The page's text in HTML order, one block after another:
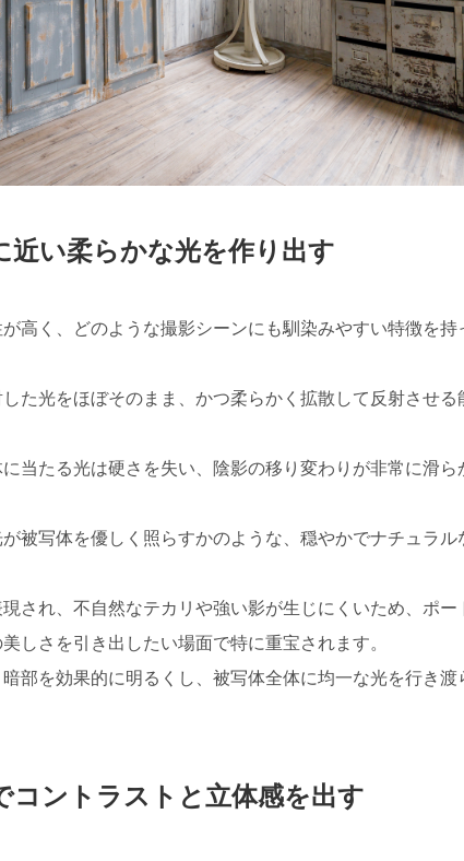
近い柔らかな光を作り出す
高く、どのような撮影シーンにも馴染みやすい特徴を持
た光をほぼそのまま、かつ柔らかく拡散して反射させる
当たる光は硬さを失い、陰影の移り変わりが非常に滑ら
被写体を優しく照らすかのような、穏やかでナチュラル
され、不自然なテカリや強い影が生じにくいため、ポー
しさを引き出したい場面で特に重宝されます。
部を効果的に明るくし、被写体全体に均一な光を行き渡
コントラストと立体感を出す